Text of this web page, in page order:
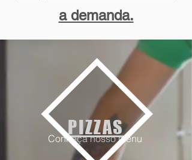
a demanda.
Conheça nosso menu
PIZZAS